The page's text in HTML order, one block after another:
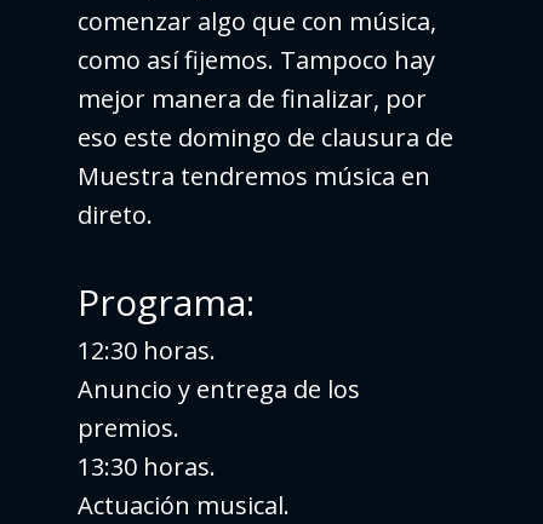
comenzar algo que con música,
como así fijemos. Tampoco hay
mejor manera de finalizar, por
eso este domingo de clausura de
Muestra tendremos música en
direto.
Programa:
12:30 horas.
Anuncio y entrega de los
premios.
13:30 horas.
Actuación musical.